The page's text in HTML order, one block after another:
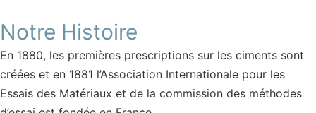
Notre Histoire
En 1880, les premières prescriptions sur les ciments sont
créées et en 1881 l’Association Internationale pour les
Essais des Matériaux et de la commission des méthodes